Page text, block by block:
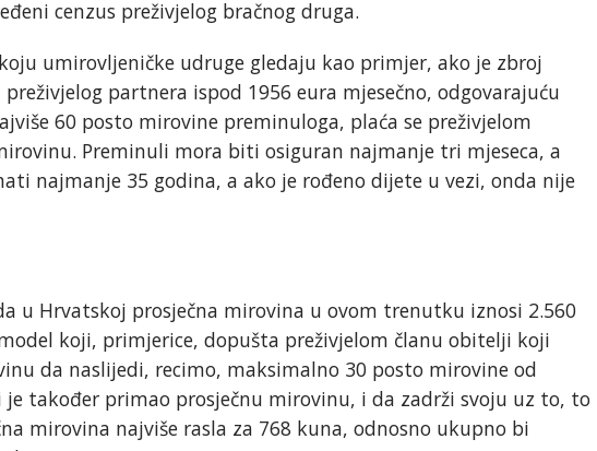
cenzus preživjelog bračnog druga.
umirovljeničke udruge gledaju kao primjer, ako je zbroj
partnera ispod 1956 eura mjesečno, odgovarajuću
60 posto mirovine preminuloga, plaća se preživjelom
Preminuli mora biti osiguran najmanje tri mjeseca, a
najmanje 35 godina, a ako je rođeno dijete u vezi, onda nije
u Hrvatskoj prosječna mirovina u ovom trenutku iznosi 2.560
koji, primjerice, dopušta preživjelom članu obitelji koji
da naslijedi, recimo, maksimalno 30 posto mirovine od
također primao prosječnu mirovinu, i da zadrži svoju uz to, to
mirovina najviše rasla za 768 kuna, odnosno ukupno bi